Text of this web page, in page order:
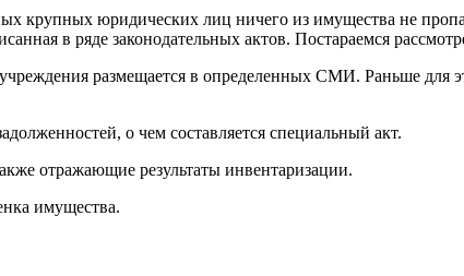
крупных юридических лиц ничего из имущества не
в ряде законодательных актов. Постараемся
размещается в определенных СМИ. Раньше для
о чем составляется специальный акт.
отражающие результаты инвентаризации.
имущества.